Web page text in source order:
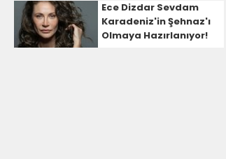
Ece Dizdar Sevdam
Karadeniz'in Şehnaz'ı
Olmaya Hazırlanıyor!